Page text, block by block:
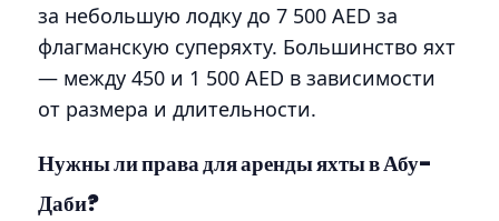
за небольшую лодку до 7 500 AED за
флагманскую суперяхту. Большинство яхт
— между 450 и 1 500 AED в зависимости
от размера и длительности.
Нужны ли права для аренды яхты в Абу-
Даби?